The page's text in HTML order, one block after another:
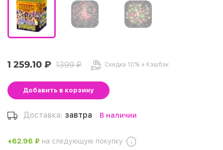
1 259.10 ₽ 1399 ₽ Скидка 10% + Кэшбэк
Добавить в корзину
Доставка: завтра В наличии
+62.96 ₽ на следующую покупку